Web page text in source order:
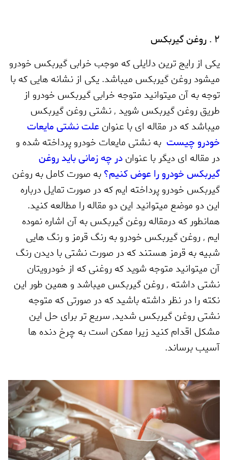
2 . روغن گیربکس
یکی از رایج ترین دلایلی که موجب خرابی گیربکس خودرو
میشود روغن گیربکس میباشد. یکی از نشانه هایی که با
توجه به آن میتوانید متوجه خرابی گیربکس خودرو از
طریق روغن گیربکس شوید ,نشتی روغن گیربکس
میباشد که در مقاله ای با عنوان علت نشتی مایعات
خودرو چیست به نشتی مایعات خودرو پرداخته شده و
در مقاله ای دیگر با عنواندر چه زمانی باید روغن
گیربکس خودرو را عوض کنیم؟به صورت کامل به روغن
گیربکس خودرو پرداخته ایم که در صورت تمایل درباره
این دو موضع میتوانید این دو مقاله را مطالعه کنید.
همانطور که درمقاله روغن گیربکس به آن اشاره نموده
ایم ,روغن گیربکس خودرو به رنگ قرمز و رنگ هایی
شبیه به قرمز هستند که در صورت نشتی با دیدن رنگ
آن میتوانید متوجه شوید که روغنی که از خودرویتان
نشتی داشته ,روغن گیربکس میباشد و همین طور این
نکته را در نظر داشته باشید که در صورتی که متوجه
نشتی روغن گیربکس شدید,سریع تر برای حل این
مشکل اقدام کنید زیرا ممکن است به چرخ دنده ها
آسیب برساند.